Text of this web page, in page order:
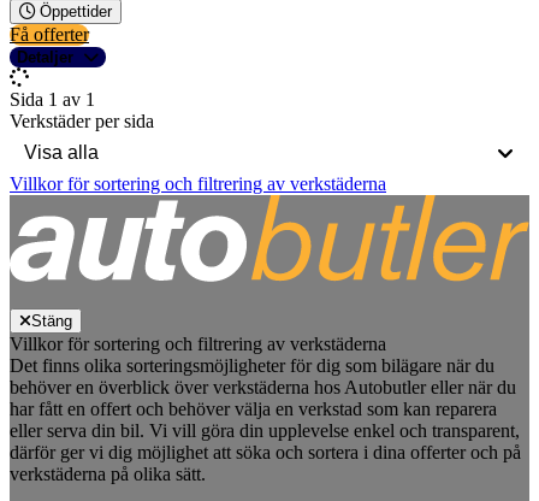
Öppettider
Få offerter
Detaljer
Sida 1 av 1
Verkstäder per sida
Villkor för sortering och filtrering av verkstäderna
Stäng
Villkor för sortering och filtrering av verkstäderna
Det finns olika sorteringsmöjligheter för dig som bilägare när du
behöver en överblick över verkstäderna hos Autobutler eller när du
har fått en offert och behöver välja en verkstad som kan reparera
eller serva din bil. Vi vill göra din upplevelse enkel och transparent,
därför ger vi dig möjlighet att söka och sortera i dina offerter och på
verkstäderna på olika sätt.